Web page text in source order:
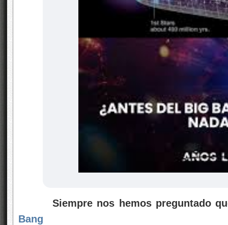
Siempre nos hemos preguntado
Bang